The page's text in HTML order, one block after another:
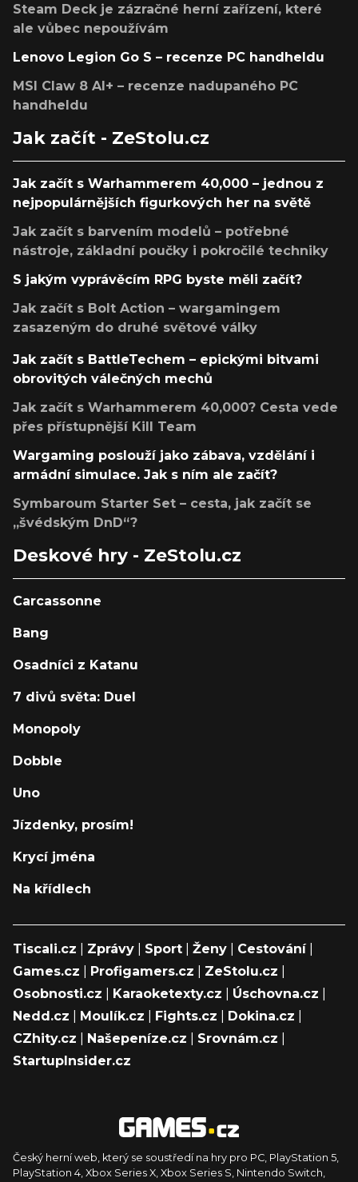
Steam Deck je zázračné herní zařízení, které
ale vůbec nepoužívám
Lenovo Legion Go S – recenze PC handheldu
MSI Claw 8 AI+ – recenze nadupaného PC
handheldu
Jak začít - ZeStolu.cz
Jak začít s Warhammerem 40,000 – jednou z
nejpopulárnějších figurkových her na světě
Jak začít s barvením modelů – potřebné
nástroje, základní poučky i pokročilé techniky
S jakým vyprávěcím RPG byste měli začít?
Jak začít s Bolt Action – wargamingem
zasazeným do druhé světové války
Jak začít s BattleTechem – epickými bitvami
obrovitých válečných mechů
Jak začít s Warhammerem 40,000? Cesta vede
přes přístupnější Kill Team
Wargaming poslouží jako zábava, vzdělání i
armádní simulace. Jak s ním ale začít?
Symbaroum Starter Set – cesta, jak začít se
„švédským DnD“?
Deskové hry - ZeStolu.cz
Carcassonne
Bang
Osadníci z Katanu
7 divů světa: Duel
Monopoly
Dobble
Uno
Jízdenky, prosím!
Krycí jména
Na křídlech
Tiscali.cz Zprávy Sport Ženy Cestování|
Games.cz
Profigamers.cz ZeStolu.cz
Osobnosti.cz
Karaoketexty.cz Úschovna.cz
Nedd.cz
Moulík.cz Fights.cz Dokina.cz
CZhity.cz
Našepeníze.cz Srovnám.cz
StartupInsider.cz
Český herní web, který se soustředí na hry pro PC, PlayStation 5,
PlayStation 4, Xbox Series X, Xbox Series S, Nintendo Switch,